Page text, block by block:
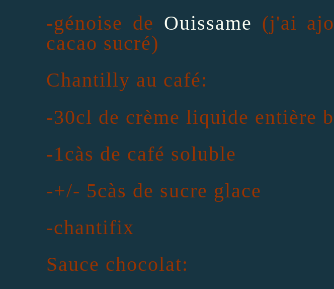
-génoise de Ouissame (j'ai
cacao sucré)
Chantilly au café:
-30cl de crème liquide entière
-1càs de café soluble
-+/- 5càs de sucre glace
-chantifix
Sauce chocolat: